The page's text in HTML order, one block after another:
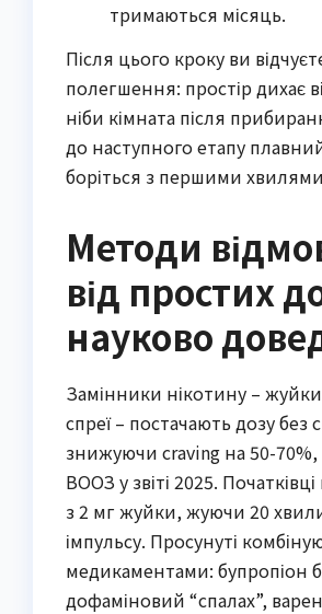
тримаються місяць.
Після цього кроку ви
полегшення: простір дихає
ніби кімната після
до наступного етапу
боріться з першими
Методи
від простих
науково
Замінники нікотину –
спреї – постачають дозу без
знижуючи craving на 50-
ВООЗ у звіті 2025.
з 2 мг жуйки, жуючи 20
імпульсу. Просунуті
медикаментами: бупропіон
дофаміновий “спалах”,